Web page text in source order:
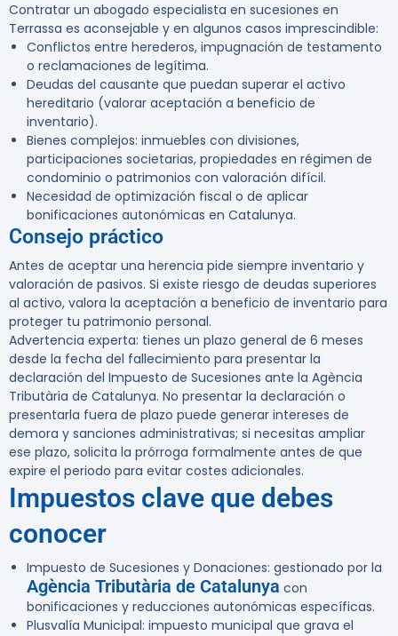
Contratar un abogado especialista en sucesiones en
Terrassa es aconsejable y en algunos casos imprescindible:
Conflictos entre herederos, impugnación de testamento
o reclamaciones de legítima.
Deudas del causante que puedan superar el activo
hereditario (valorar aceptación a beneficio de
inventario).
Bienes complejos: inmuebles con divisiones,
participaciones societarias, propiedades en régimen de
condominio o patrimonios con valoración difícil.
Necesidad de optimización fiscal o de aplicar
bonificaciones autonómicas en Catalunya.
Consejo práctico
Antes de aceptar una herencia pide siempre inventario y
valoración de pasivos. Si existe riesgo de deudas superiores
al activo, valora la aceptación a beneficio de inventario para
proteger tu patrimonio personal.
Advertencia experta: tienes un plazo general de 6 meses
desde la fecha del fallecimiento para presentar la
declaración del Impuesto de Sucesiones ante la Agència
Tributària de Catalunya. No presentar la declaración o
presentarla fuera de plazo puede generar intereses de
demora y sanciones administrativas; si necesitas ampliar
ese plazo, solicita la prórroga formalmente antes de que
expire el periodo para evitar costes adicionales.
Impuestos clave que debes
conocer
Impuesto de Sucesiones y Donaciones: gestionado por la
Agència Tributària de Catalunya con
bonificaciones y reducciones autonómicas específicas.
Plusvalía Municipal: impuesto municipal que grava el